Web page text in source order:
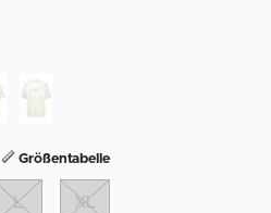
Größentabelle
L XL